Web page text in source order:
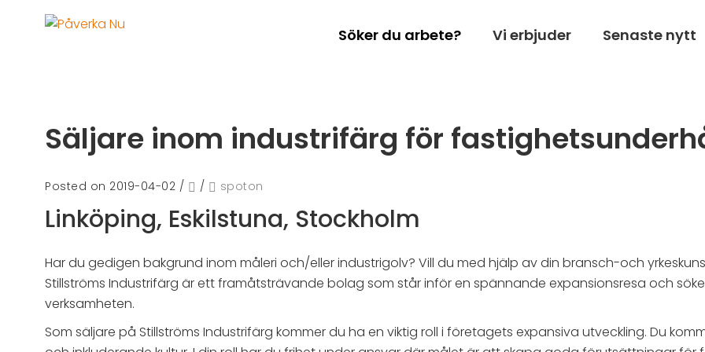
Söker du arbete? Vi erbjuder Senaste nytt
Säljare inom industrifärg för
Posted on 2019-04-02 / / spoton
Linköping, Eskilstuna, Stockholm
Har du gedigen bakgrund inom måleri och/eller industrigolv? Vill du med hjälp av din bransch-och
Stillströms Industrifärg är ett framåtsträvande bolag som står inför en spännande expansionsresa och
verksamheten.
Som säljare på Stillströms Industrifärg kommer du ha en viktig roll i företagets expansiva utveckling. Du